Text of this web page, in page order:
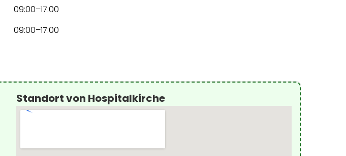
09:00–17:00
09:00–17:00
Standort von Hospitalkirche